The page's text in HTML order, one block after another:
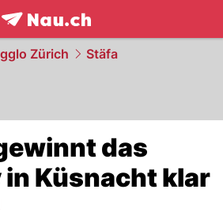
frontpage.NAU.ch
Zürich Stäfa
das
in Küsnacht klar